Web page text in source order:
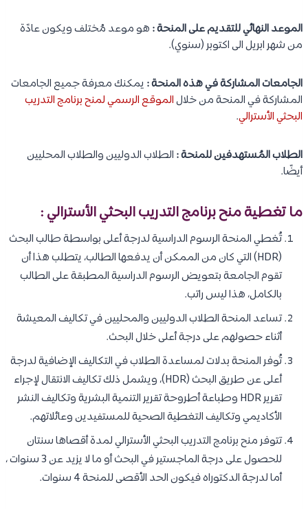
الموعد النهائي للتقديم على المنحة : هو موعد مُختلف ويكون عادًة
من شهر ابريل الى اكتوبر (سنوي).
الجامعات المشاركة في هذه المنحة : يمكنك معرفة جميع الجامعات
المشاركة في المنحة من خلالالموقع الرسمي لمنح برنامج التدريب
البحثي الأسترالي.
الطلاب المُستهدفين للمنحة : الطلاب الدوليين والطلاب المحليين
أيضًا.
ما تغطية منح برنامج التدريب البحثي الأسترالي :
تُغطي المنحة الرسوم الدراسية لدرجة أعلى بواسطة طالب البحث
(HDR) التي كان من الممكن أن يدفعها الطالب، يتطلب هذا أن
تقوم الجامعة بتعويض الرسوم الدراسية المطبقة على الطالب
بالكامل، هذا ليس راتب.
تساعد المنحة الطلاب الدوليين والمحليين في تكاليف المعيشة
أثناء حصولهم على درجة أعلى خلال البحث.
تُوفر المنحة بدلات لمساعدة الطلاب في التكاليف الإضافية لدرجة
أعلى عن طريق البحث (HDR)، ويشمل ذلك تكاليف الانتقال لإجراء
تقرير HDR وطباعة أطروحة تقرير التنمية البشرية وتكاليف النشر
الأكاديمي وتكاليف التغطية الصحية للمستفيدين وعائلاتهم.
تتوفر منح برنامج التدريب البحثي الأسترالي لمدة أقصاها سنتان
للحصول على درجة الماجستير في البحث أو ما لا يزيد عن 3 سنوات ،
أما لدرجة الدكتوراه فيكون الحد الأقصى للمنحة 4 سنوات.